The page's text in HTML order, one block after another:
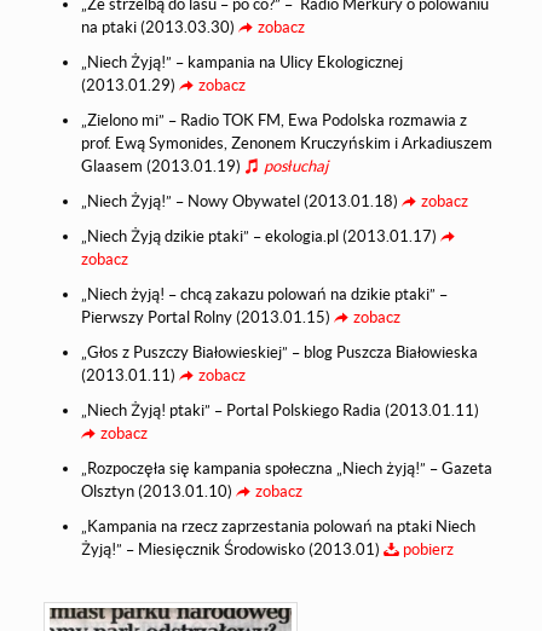
„Ze strzelbą do lasu – po co?” – Radio Merkury o polowaniu
na ptaki (2013.03.30)
zobacz
„Niech Żyją!” – kampania na Ulicy Ekologicznej
(2013.01.29)
zobacz
„Zielono mi” – Radio TOK FM, Ewa Podolska rozmawia z
prof. Ewą Symonides, Zenonem Kruczyńskim i Arkadiuszem
Glaasem (2013.01.19)
posłuchaj
„Niech Żyją!” – Nowy Obywatel (2013.01.18)
zobacz
„Niech Żyją dzikie ptaki” – ekologia.pl (2013.01.17)
zobacz
„Niech żyją! – chcą zakazu polowań na dzikie ptaki” –
Pierwszy Portal Rolny (2013.01.15)
zobacz
„Głos z Puszczy Białowieskiej” – blog Puszcza Białowieska
(2013.01.11)
zobacz
„Niech Żyją! ptaki” – Portal Polskiego Radia (2013.01.11)
zobacz
„Rozpoczęła się kampania społeczna „Niech żyją!” – Gazeta
Olsztyn (2013.01.10)
zobacz
„Kampania na rzecz zaprzestania polowań na ptaki Niech
Żyją!” – Miesięcznik Środowisko (2013.01)
pobierz